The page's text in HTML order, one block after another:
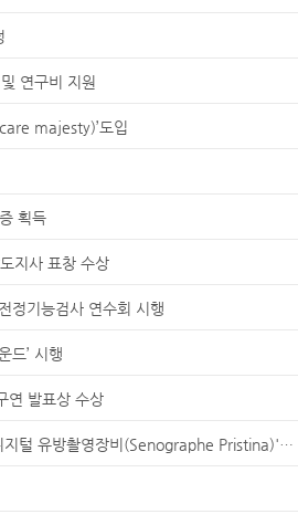
연구비 지원
majesty)’도입
획득
지사 표창 수상
정기능검사 연수회 시행
드’ 시행
연 발표상 수상
지털 유방촬영장비(Senographe Pristina)'…